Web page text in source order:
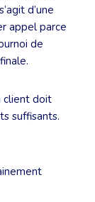
d’une
appel parce
de
client doit
suffisants.